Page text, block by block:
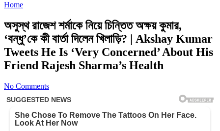
Home
অসুস্থ রাজেশ শর্মাকে নিয়ে চিন্তিত অক্ষয় কুমার,
‘বন্ধু’কে কী বার্তা দিলেন খিলাড়ি? | Akshay Kumar
Tweets He Is ‘Very Concerned’ About His
Friend Rajesh Sharma’s Health
No Comments